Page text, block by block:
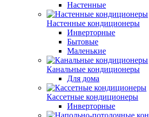
Настенные
Настенные кондиционеры
Инверторные
Бытовые
Маленькие
Канальные кондиционеры
Для дома
Кассетные кондиционеры
Инверторные